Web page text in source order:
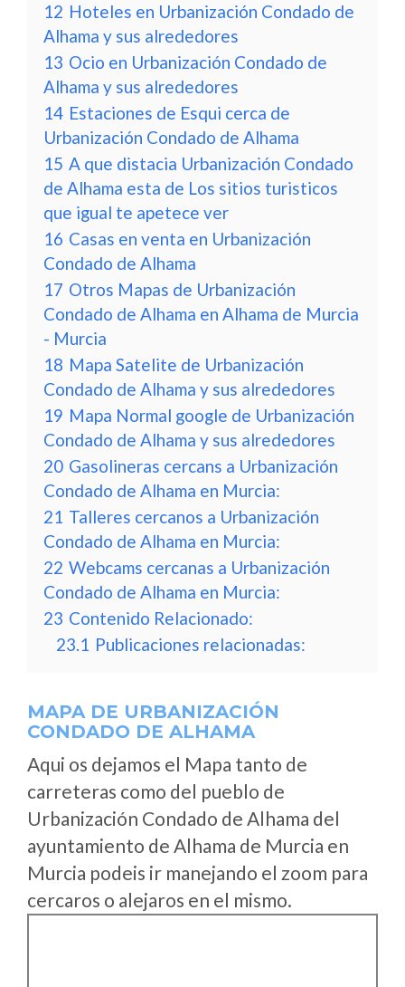
12 Hoteles en Urbanización Condado de
Alhama y sus alrededores
13 Ocio en Urbanización Condado de
Alhama y sus alrededores
14 Estaciones de Esqui cerca de
Urbanización Condado de Alhama
15 A que distacia Urbanización Condado
de Alhama esta de Los sitios turisticos
que igual te apetece ver
16 Casas en venta en Urbanización
Condado de Alhama
17 Otros Mapas de Urbanización
Condado de Alhama en Alhama de Murcia
- Murcia
18 Mapa Satelite de Urbanización
Condado de Alhama y sus alrededores
19 Mapa Normal google de Urbanización
Condado de Alhama y sus alrededores
20 Gasolineras cercans a Urbanización
Condado de Alhama en Murcia:
21 Talleres cercanos a Urbanización
Condado de Alhama en Murcia:
22 Webcams cercanas a Urbanización
Condado de Alhama en Murcia:
23 Contenido Relacionado:
23.1 Publicaciones relacionadas:
MAPA DE URBANIZACIÓN
CONDADO DE ALHAMA
Aqui os dejamos el Mapa tanto de
carreteras como del pueblo de
Urbanización Condado de Alhama del
ayuntamiento de Alhama de Murcia en
Murcia podeis ir manejando el zoom para
cercaros o alejaros en el mismo.